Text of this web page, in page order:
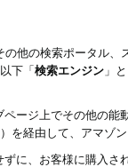
他の検索ポータル
下「検索エンジン 」
ージ上でその他の
）を経由して、アマゾ
に、お客様に購入さ